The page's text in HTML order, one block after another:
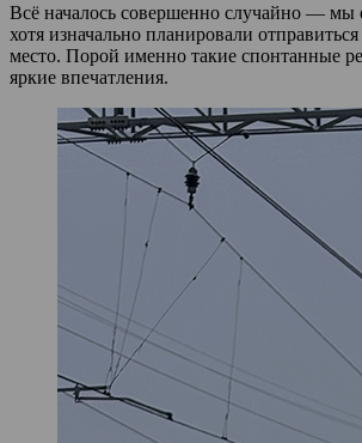
Всё началось совершенно случайно — мы
хотя изначально планировали
место. Порой именно такие спонтанные
яркие впечатления.